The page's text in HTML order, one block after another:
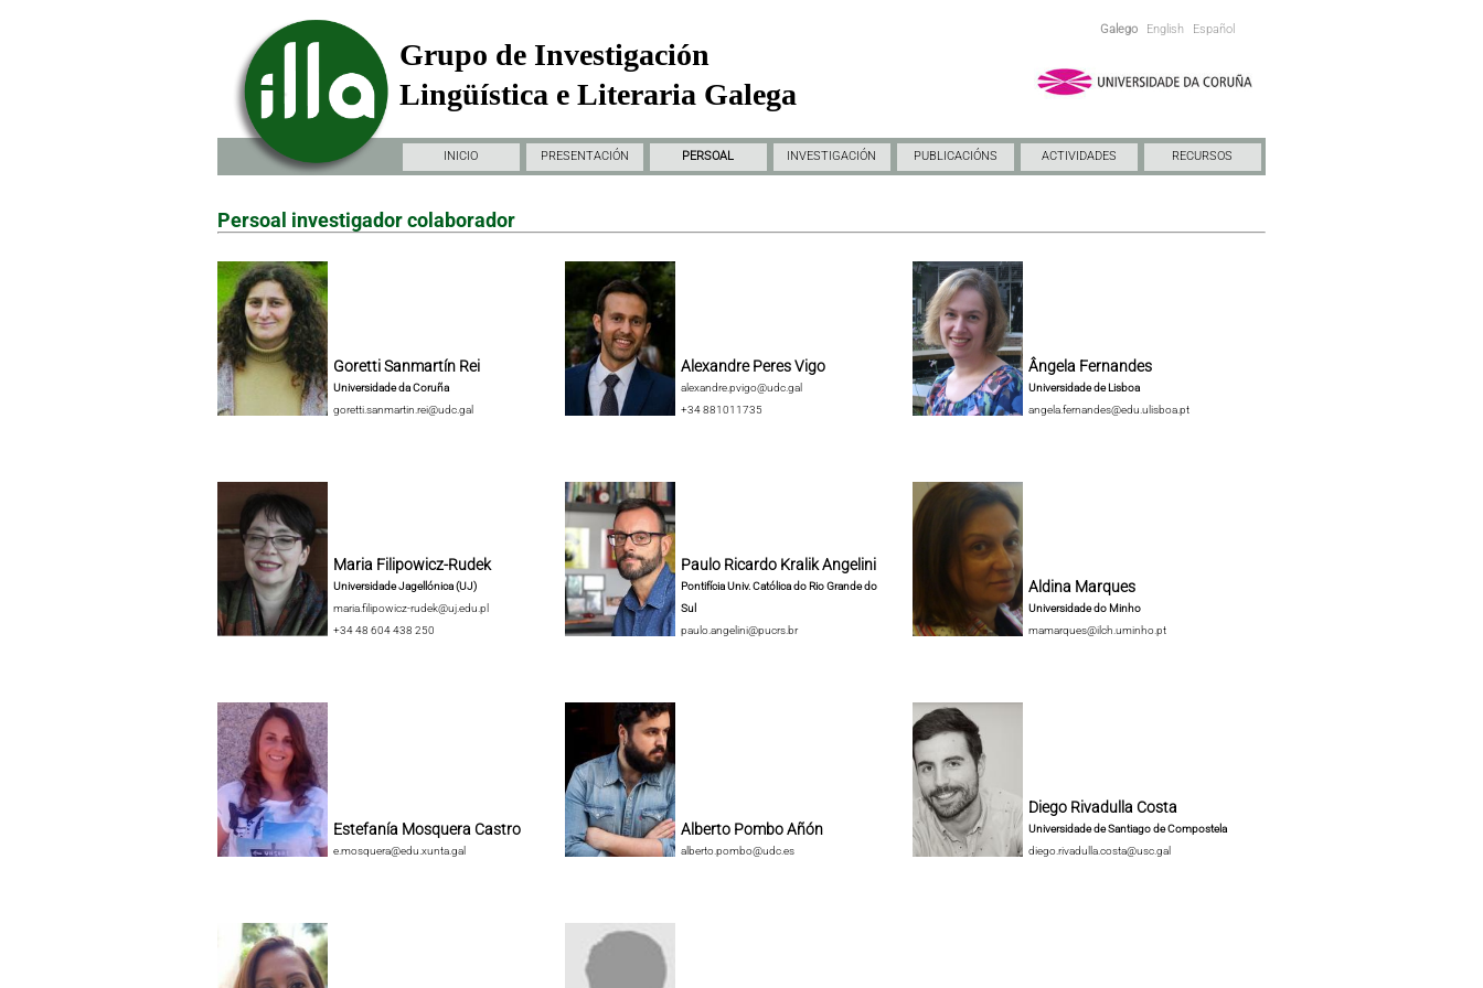
Galego English Español
Grupo de Investigación
Lingüística e Literaria Galega
INICIO PRESENTACIÓN PERSOAL INVESTIGACIÓN PUBLICACIÓNS ACTIVIDADES RECURSOS
Persoal investigador colaborador
Goretti Sanmartín Rei
Universidade da Coruña
goretti.sanmartin.rei@udc.gal
Alexandre Peres Vigo
alexandre.pvigo@udc.gal
+34 881011735
Ângela Fernandes
Universidade de Lisboa
angela.fernandes@edu.ulisboa.pt
Maria Filipowicz-Rudek
Universidade Jagellónica (UJ)
maria.filipowicz-rudek@uj.edu.pl
+34 48 604 438 250
Paulo Ricardo Kralik Angelini
Pontifícia Univ. Católica do Rio Grande do
Sul
paulo.angelini@pucrs.br
Aldina Marques
Universidade do Minho
mamarques@ilch.uminho.pt
Estefanía Mosquera Castro
e.mosquera@edu.xunta.gal
Alberto Pombo Añón
alberto.pombo@udc.es
Diego Rivadulla Costa
Universidade de Santiago de Compostela
diego.rivadulla.costa@usc.gal